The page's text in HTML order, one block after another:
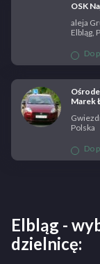
OSK
aleja
Elbląg,
Do
Marek
Polska
Do
Elbląg -
dzielnicę: